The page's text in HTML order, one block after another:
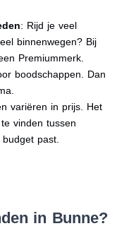
: Rijd je veel
binnenwegen? Bij
Premiummerk.
boodschappen. Dan
variëren in prijs. Het
vinden tussen
past.
in Bunne?